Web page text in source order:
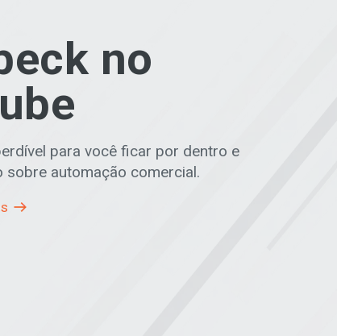
no
para você ficar por dentro e
sobre automação comercial.